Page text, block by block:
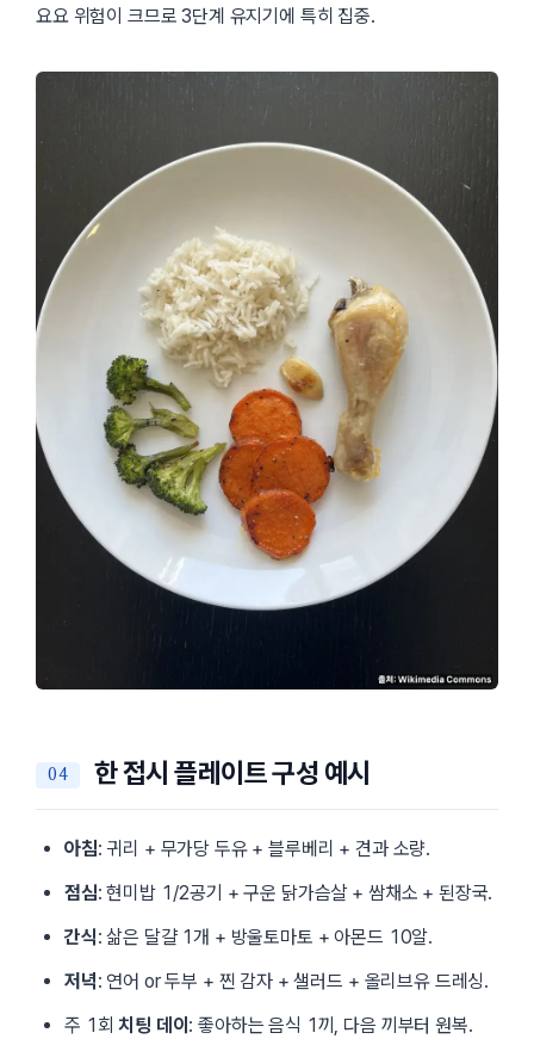
요요 위험이 크므로 3단계 유지기에 특히 집중.
한 접시 플레이트 구성 예시
아침: 귀리 + 무가당 두유 + 블루베리 + 견과 소량.
점심: 현미밥 1/2공기 + 구운 닭가슴살 + 쌈채소 + 된장국.
간식: 삶은 달걀 1개 + 방울토마토 + 아몬드 10알.
저녁: 연어 or 두부 + 찐 감자 + 샐러드 + 올리브유 드레싱.
주 1회치팅 데이 : 좋아하는 음식 1끼, 다음 끼부터 원복.